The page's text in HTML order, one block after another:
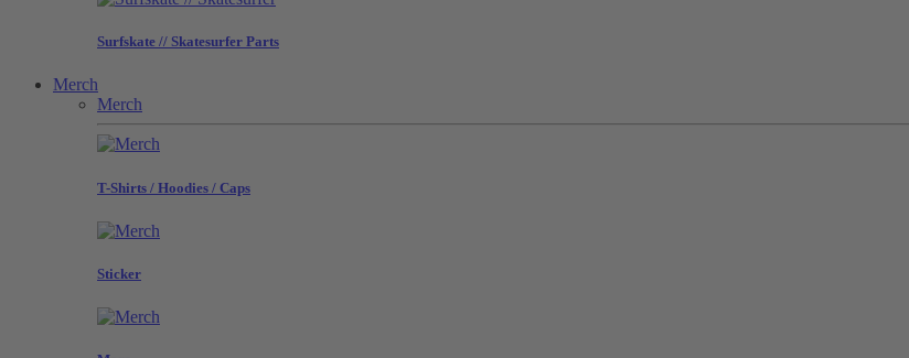
Surfskate // Skatesurfer Parts
Merch
Merch
T-Shirts / Hoodies / Caps
Sticker